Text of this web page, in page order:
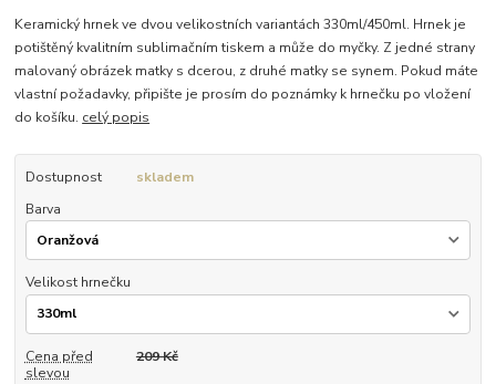
Keramický hrnek ve dvou velikostních variantách 330ml/450ml. Hrnek je
potištěný kvalitním sublimačním tiskem a může do myčky. Z jedné strany
malovaný obrázek matky s dcerou, z druhé matky se synem. Pokud máte
vlastní požadavky, připište je prosím do poznámky k hrnečku po vložení
do košíku. celý popis
Dostupnost
skladem
Barva
Velikost hrnečku
Cena před
slevou
209 Kč